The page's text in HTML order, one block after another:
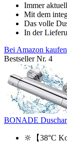
Immer
Mit dem
Das volle
In der
Bei Amazon kaufen
Bestseller Nr. 4
BONADE
🔆【38°C